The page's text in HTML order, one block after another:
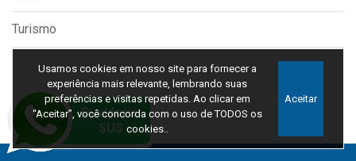
Turismo
Usamos cookies em nosso site para fornecer a
experiência mais relevante, lembrando suas
preferências e visitas repetidas. Ao clicar em
“Aceitar”, você concorda com o uso de TODOS os
cookies..
Aceitar